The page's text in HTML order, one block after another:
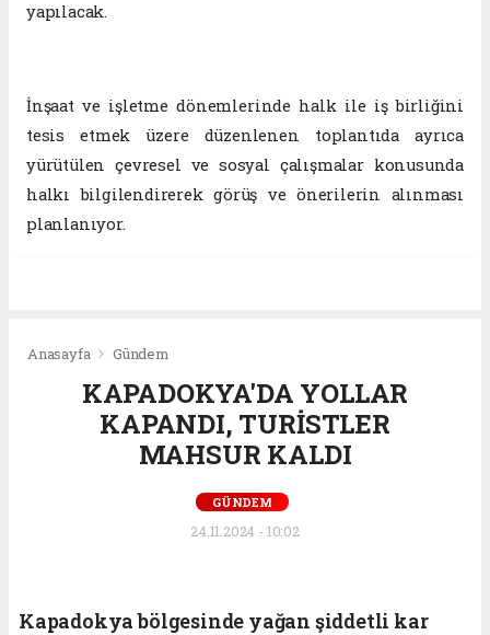
yapılacak.
İnşaat ve işletme dönemlerinde halk ile iş birliğini
tesis etmek üzere düzenlenen toplantıda ayrıca
yürütülen çevresel ve sosyal çalışmalar konusunda
halkı bilgilendirerek görüş ve önerilerin alınması
planlanıyor.
Anasayfa Gündem
KAPADOKYA'DA YOLLAR
KAPANDI, TURİSTLER
MAHSUR KALDI
GÜNDEM
24.11.2024 - 10:02
Kapadokya bölgesinde yağan şiddetli kar